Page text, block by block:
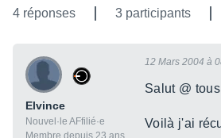
4 réponses 3 participants
Elvince
Nouvel·le AFfilié·e
12 Mars 2004 à
Salut @
Voilà j'ai